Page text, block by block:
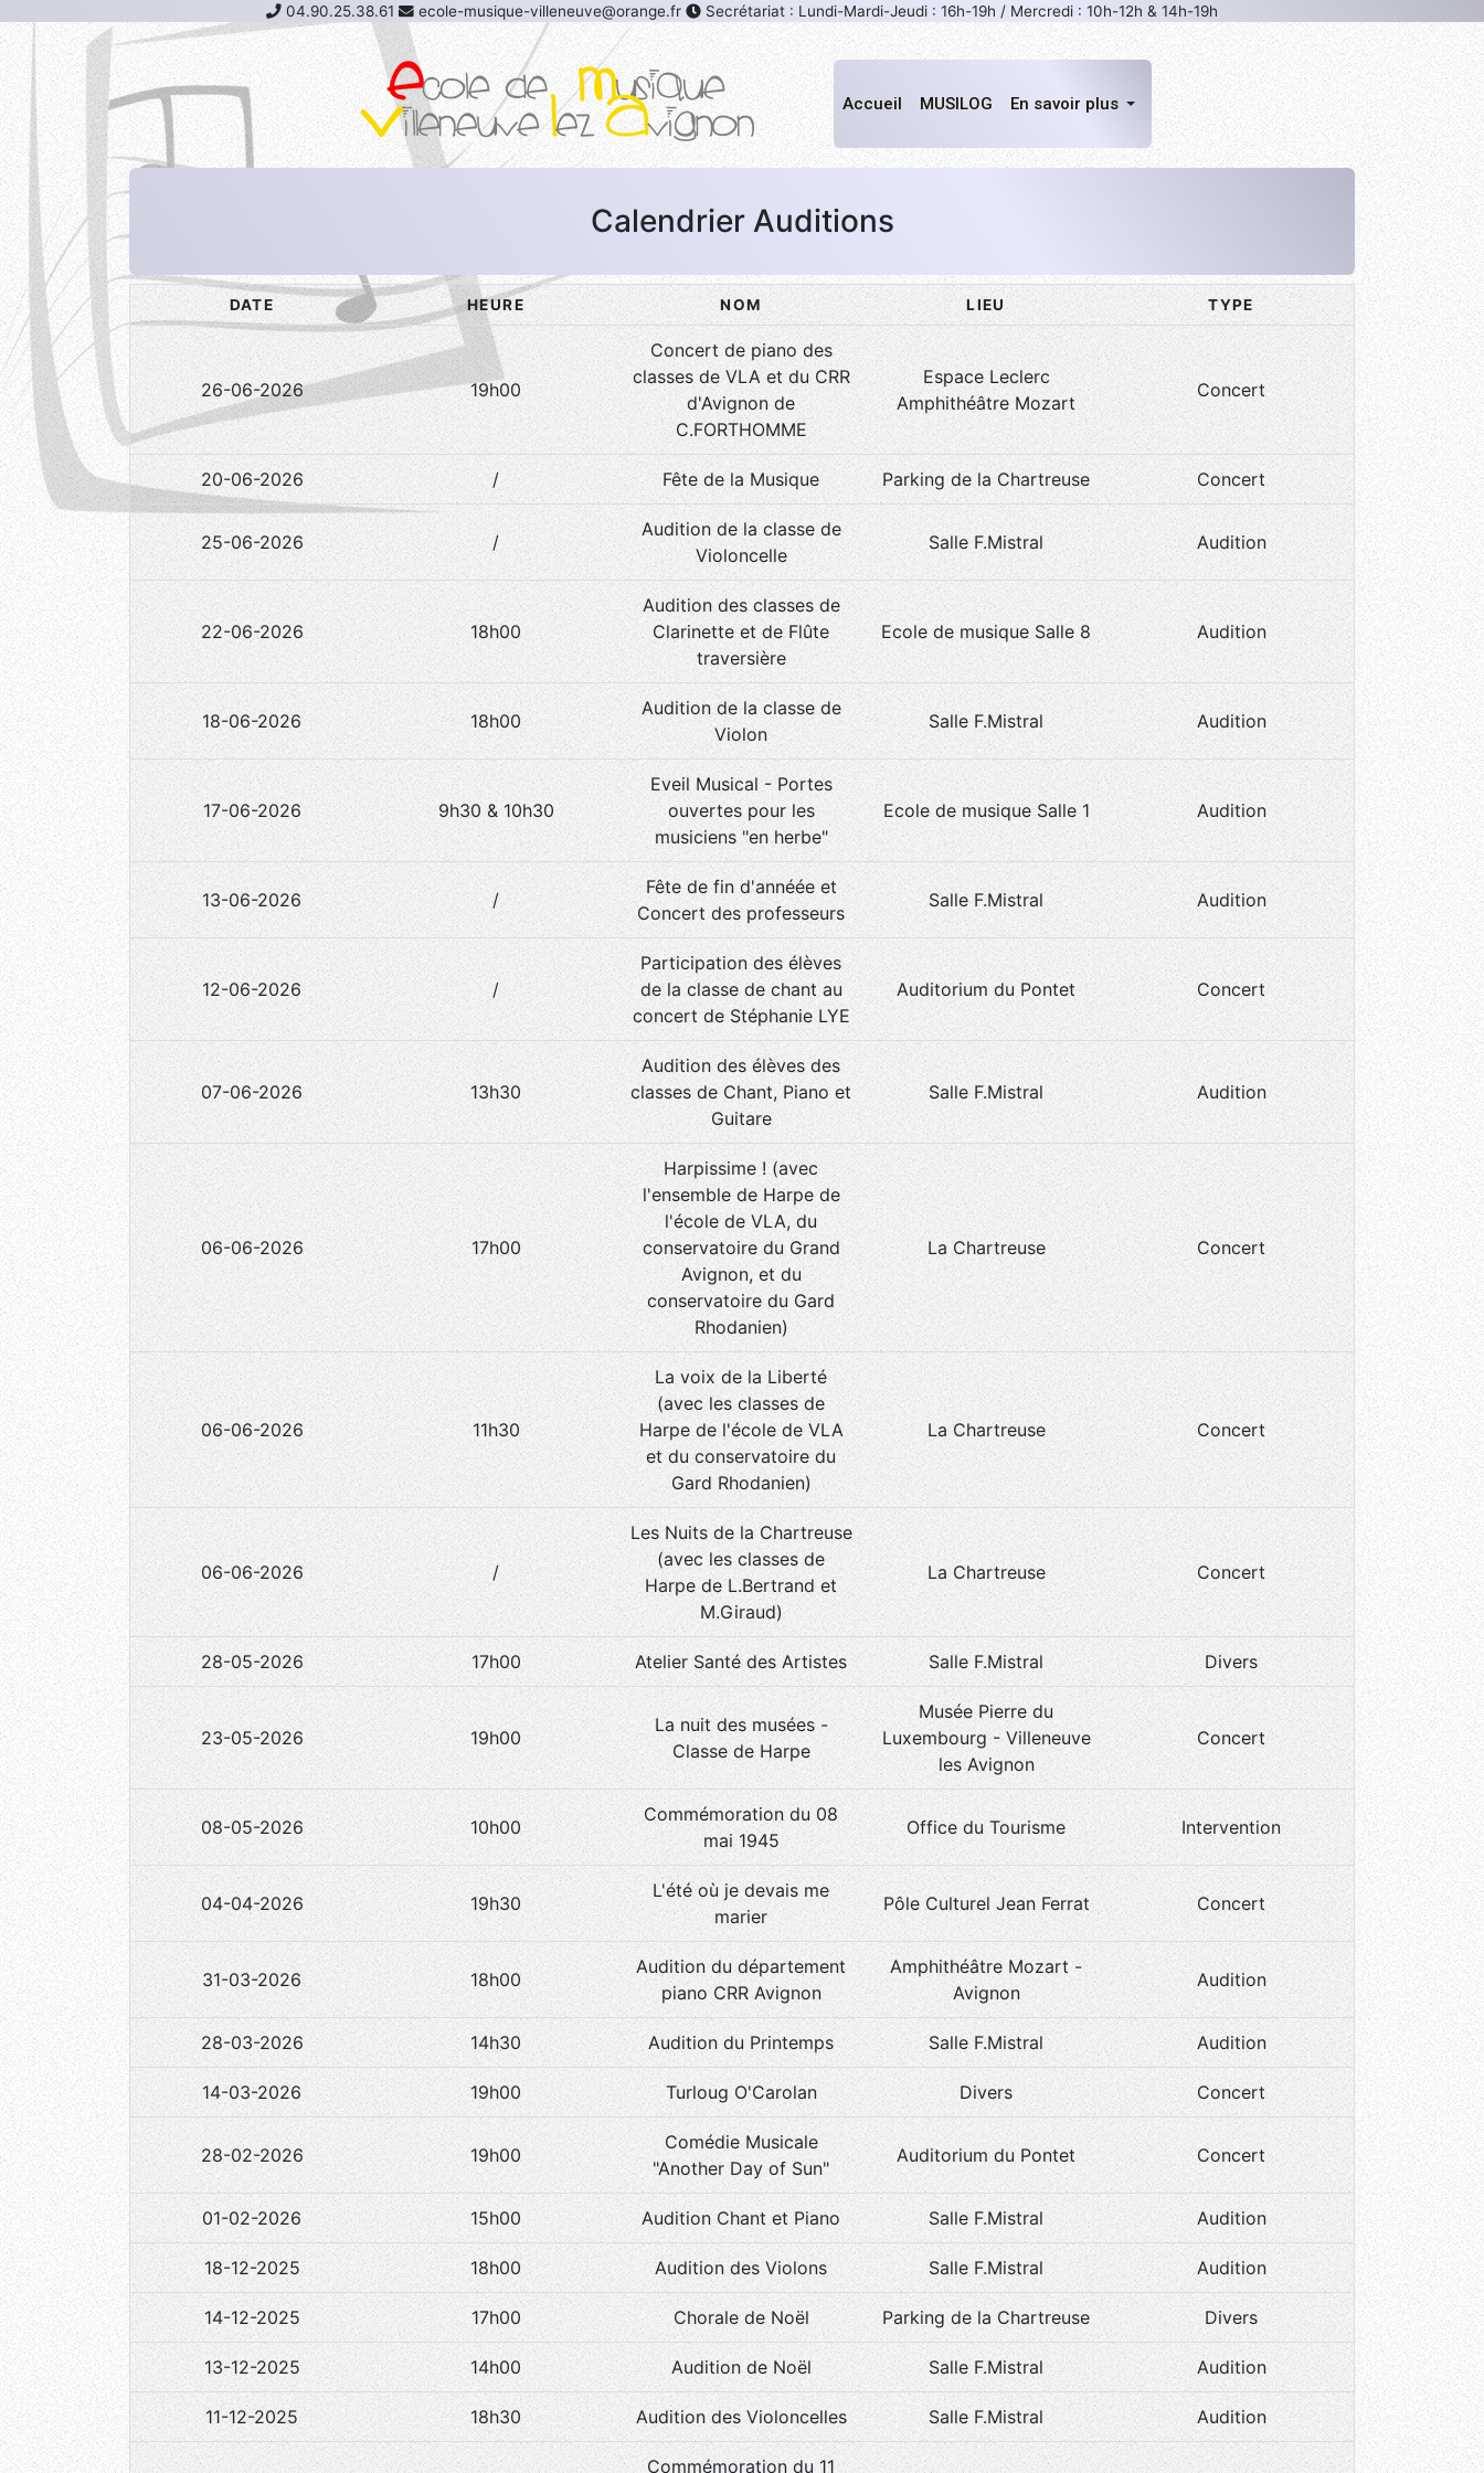
04.90.25.38.61 ecole-musique-villeneuve@orange.fr Secrétariat : Lundi-Mardi-Jeudi : 16h-19h / Mercredi : 10h-12h & 14h-19h
Accueil MUSILOG En savoir plus
Calendrier Auditions
DATE HEURE NOM LIEU TYPE
26-06-2026 19h00
Concert de piano des
classes de VLA et du CRR
d'Avignon de
C.FORTHOMME
Espace Leclerc
Amphithéâtre Mozart
Concert
20-06-2026 / Fête de la Musique Parking de la Chartreuse Concert
25-06-2026 /
Audition de la classe de
Violoncelle
Salle F.Mistral Audition
22-06-2026 18h00
Audition des classes de
Clarinette et de Flûte
traversière
Ecole de musique Salle 8 Audition
18-06-2026 18h00
Audition de la classe de
Violon
Salle F.Mistral Audition
17-06-2026 9h30 & 10h30
Eveil Musical - Portes
ouvertes pour les
musiciens "en herbe"
Ecole de musique Salle 1 Audition
13-06-2026 /
Fête de fin d'annéée et
Concert des professeurs
Salle F.Mistral Audition
12-06-2026 /
Participation des élèves
de la classe de chant au
concert de Stéphanie LYE
Auditorium du Pontet Concert
07-06-2026 13h30
Audition des élèves des
classes de Chant, Piano et
Guitare
Salle F.Mistral Audition
06-06-2026 17h00
Harpissime ! (avec
l'ensemble de Harpe de
l'école de VLA, du
conservatoire du Grand
Avignon, et du
conservatoire du Gard
Rhodanien)
La Chartreuse Concert
06-06-2026 11h30
La voix de la Liberté
(avec les classes de
Harpe de l'école de VLA
et du conservatoire du
Gard Rhodanien)
La Chartreuse Concert
06-06-2026 /
Les Nuits de la Chartreuse
(avec les classes de
Harpe de L.Bertrand et
M.Giraud)
La Chartreuse Concert
28-05-2026 17h00 Atelier Santé des Artistes Salle F.Mistral Divers
23-05-2026 19h00
La nuit des musées -
Classe de Harpe
Musée Pierre du
Luxembourg - Villeneuve
les Avignon
Concert
08-05-2026 10h00
Commémoration du 08
mai 1945
Office du Tourisme Intervention
04-04-2026 19h30
L'été où je devais me
marier
Pôle Culturel Jean Ferrat Concert
31-03-2026 18h00
Audition du département
piano CRR Avignon
Amphithéâtre Mozart -
Avignon
Audition
28-03-2026 14h30 Audition du Printemps Salle F.Mistral Audition
14-03-2026 19h00 Turloug O'Carolan Divers Concert
28-02-2026 19h00
Comédie Musicale
"Another Day of Sun"
Auditorium du Pontet Concert
01-02-2026 15h00 Audition Chant et Piano Salle F.Mistral Audition
18-12-2025 18h00 Audition des Violons Salle F.Mistral Audition
14-12-2025 17h00 Chorale de Noël Parking de la Chartreuse Divers
13-12-2025 14h00 Audition de Noël Salle F.Mistral Audition
11-12-2025 18h30 Audition des Violoncelles Salle F.Mistral Audition
Commémoration du 11